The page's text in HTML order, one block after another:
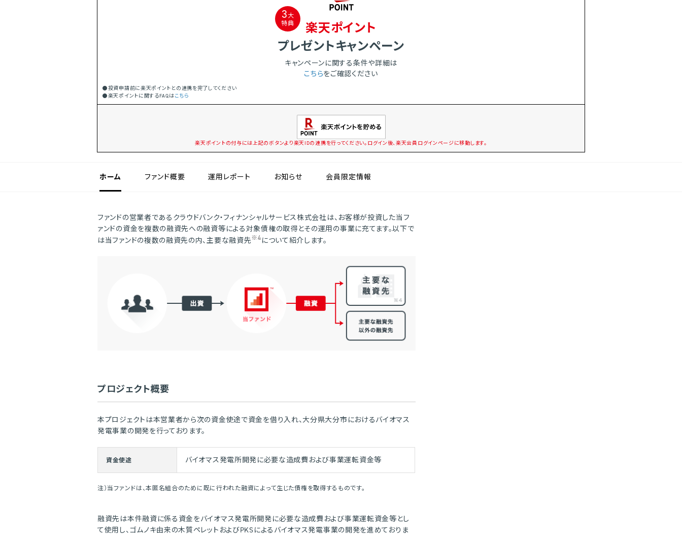
3大
特典
楽天ポイント
プレゼントキャンペーン
キャンペーンに関する条件や詳細は
こちらをご確認ください
投資申請前に楽天ポイントとの連携を完了してください
楽天ポイントに関するFAQはこちら
楽天ポイントの付与には上記のボタンより楽天IDの連携を行ってください。ログイン後、楽天会員ログインページに移動します。
ホーム ファンド概要 運用レポート お知らせ 会員限定情報
ファンドの営業者であるクラウドバンク・フィナンシャルサービス株式会社は、お客様が投資した当フ
ァンドの資金を複数の融資先への融資等による対象債権の取得とその運用の事業に充てます。以下で
は当ファンドの複数の融資先の内、主要な融資先※4について紹介します。
プロジェクト概要
本プロジェクトは本営業者から次の資金使途で資金を借り入れ、大分県大分市におけるバイオマス
発電事業の開発を行っております。
資金使途 バイオマス発電所開発に必要な造成費および事業運転資金等
注）当ファンドは、本匿名組合のために既に行われた融資によって生じた債権を取得するものです。
融資先は本件融資に係る資金をバイオマス発電所開発に必要な造成費および事業運転資金等とし
て使用し、ゴムノキ由来の木質ペレットおよびPKSによるバイオマス発電事業の開発を進めておりま